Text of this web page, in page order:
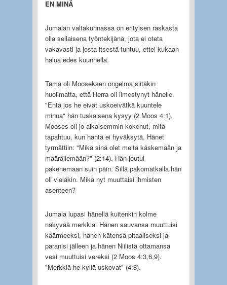
EN MINÄ
Jumalan valtakunnassa on erityisen raskasta
olla sellaisena työntekijänä, jota ei oteta
vakavasti ja josta itsestä tuntuu, ettei kukaan
halua edes kuunnella.
Tämä oli Mooseksen ongelma siitäkin
huolimatta, että Herra oli ilmestynyt hänelle.
"Entä jos he eivät uskoeivätkä kuuntele
minua" hän tuskaisena kysyy (2 Moos 4:1).
Mooses oli jo aikaisemmin kokenut, mitä
tapahtuu, kun häntä ei hyväksytä. Hänet
tyrmättiin: "Mikä sinä olet meitä käskemään ja
määräilemään?" (2:14). Hän joutui
pakenemaan suin päin. Sillä pakomatkalla hän
oli vieläkin. Mikä nyt muuttaisi ihmisten
asenteen?
Jumala lupasi hänellä kuitenkin kolme
näkyvää merkkiä: Hänen sauvansa muuttuisi
käärmeeksi, hänen kätensä pitaaliseksi ja
paranisi jälleen ja hänen Niilistä ottamansa
vesi muuttuisi vereksi (2 Moos 4:3,6,9).
"Merkkiä he kyllä uskovat" (4:8).